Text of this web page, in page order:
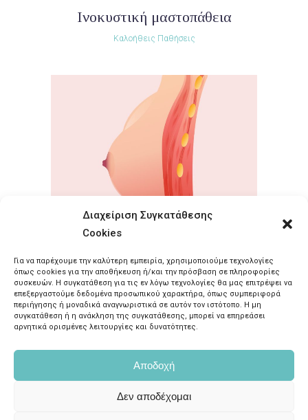
Διαχείριση Συγκατάθεσης
Cookies
Για να παρέχουμε την καλύτερη εμπειρία, χρησιμοποιούμε τεχνολογίες
όπως cookies για την αποθήκευση ή/και την πρόσβαση σε πληροφορίες
συσκευών. Η συγκατάθεση για τις εν λόγω τεχνολογίες θα μας επιτρέψει να
επεξεργαστούμε δεδομένα προσωπικού χαρακτήρα, όπως συμπεριφορά
περιήγησης ή μοναδικά αναγνωριστικά σε αυτόν τον ιστότοπο. Η μη
συγκατάθεση ή η ανάκληση της συγκατάθεσης, μπορεί να επηρεάσει
αρνητικά ορισμένες λειτουργίες και δυνατότητες.
Αποδοχή
Δεν αποδέχομαι
Ινοκυστική μαστοπάθεια
Καλοήθεις Παθήσεις
Καλοήθεις όγκοι
Καλοήθεις Παθήσεις
ΚΑΤΙΑ ΒΗΧΑ
2106198100, κιν.6982969529